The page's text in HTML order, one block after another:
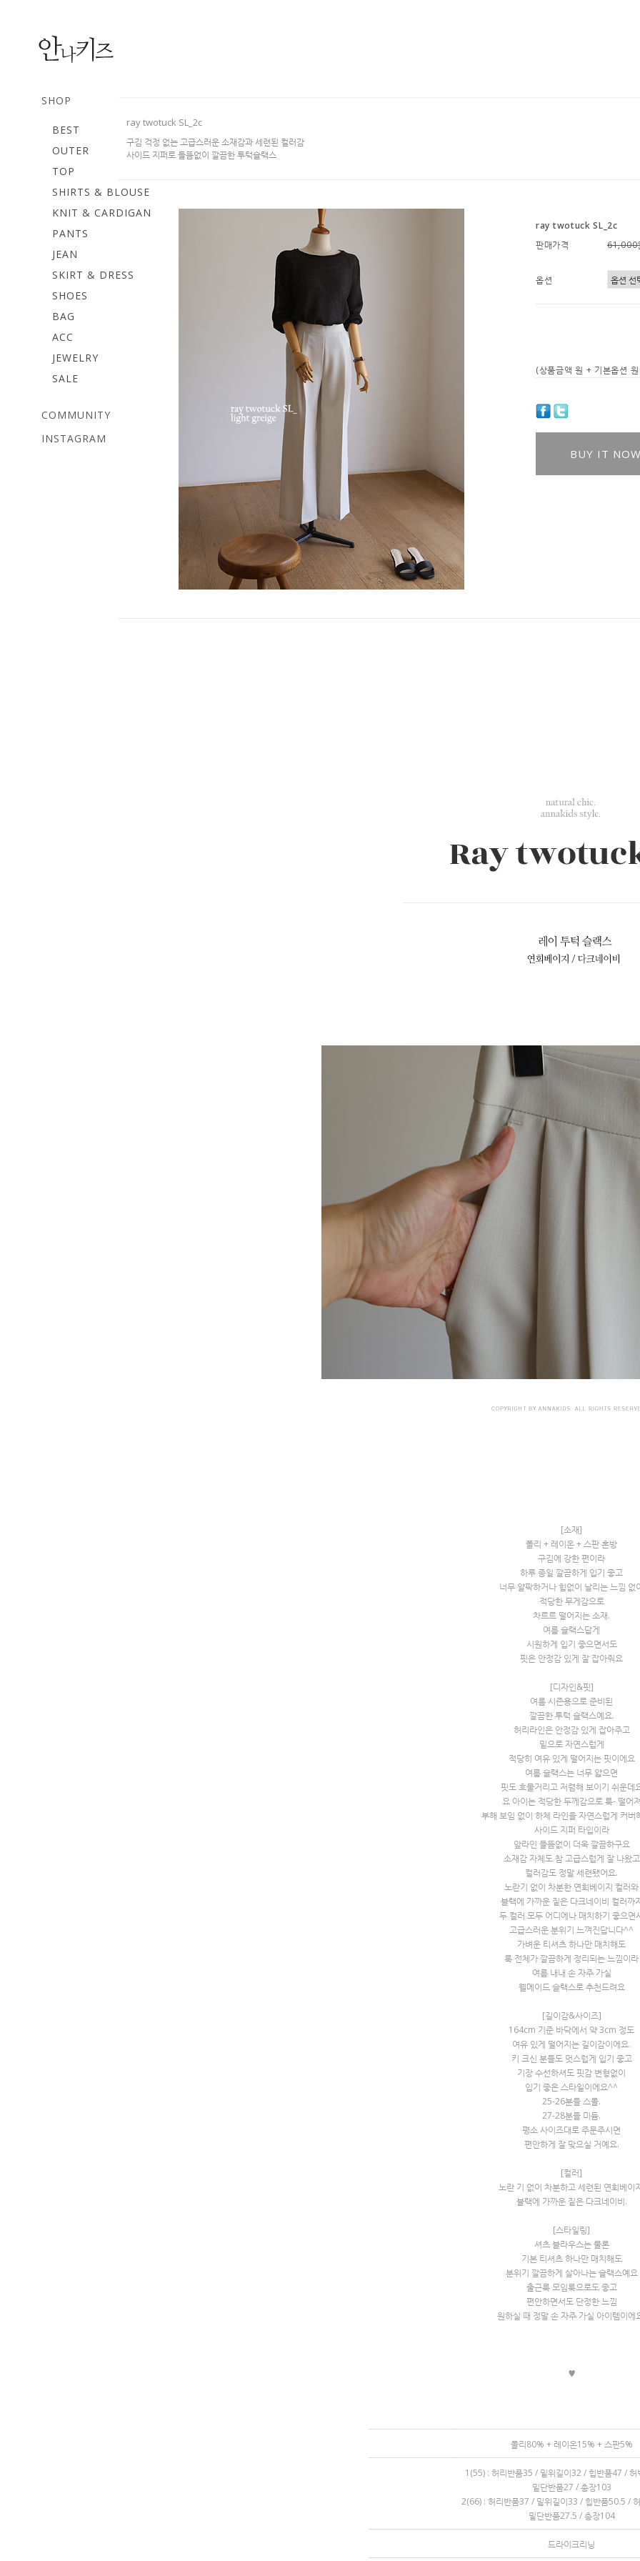
SHOP
BEST
OUTER
TOP
SHIRTS & BLOUSE
KNIT & CARDIGAN
PANTS
JEAN
SKIRT & DRESS
SHOES
BAG
ACC
JEWELRY
SALE
COMMUNITY
INSTAGRAM
ray twotuck SL_2c
구김 걱정 없는 고급스러운 소재감과 세련된 컬러감
사이드 지퍼로 들뜸없이 깔끔한 투턱슬랙스
ray twotuck SL_2c
판매가격
61,000
옵션
(상품금액원 + 기본옵션
BUY IT
[소재]
폴리 + 레이온 + 스판 혼방
구김에 강한 편이라
하루 종일 깔끔하게 입기 좋고
너무 얄팍하거나 힘없이 날리는 느낌 없
적당한 무게감으로
차르르 떨어지는 소재.
여름 슬랙스답게
시원하게 입기 좋으면서도
핏은 안정감 있게 잘 잡아줘요
[디자인&핏]
여름 시즌용으로 준비된
깔끔한 투턱 슬랙스예요.
허리라인은 안정감 있게 잡아주고
밑으로 자연스럽게
적당히 여유 있게 떨어지는 핏이에요
여름 슬랙스는 너무 얇으면
핏도 흐물거리고 저렴해 보이기 쉬운데
요 아이는 적당한 두께감으로 툭- 떨어
부해 보임 없이 하체 라인을 자연스럽게 커버
사이드 지퍼 타입이라
앞라인 들뜸없이 더욱 깔끔하구요
소재감 자체도 참 고급스럽게 잘 나왔고
컬러감도 정말 세련됐어요.
노란기 없이 차분한 연회베이지 컬러와
블랙에 가까운 짙은 다크네이비 컬러까
두 컬러 모두 어디에나 매치하기 좋으면
고급스러운 분위기 느껴진답니다^^
가벼운 티셔츠 하나만 매치해도
룩 전체가 깔끔하게 정리되는 느낌이라
여름 내내 손 자주 가실
웰메이드 슬랙스로 추천드려요
[길이감&사이즈]
164cm 기준 바닥에서 약 3cm 정도
여유 있게 떨어지는 길이감이에요.
키 크신 분들도 멋스럽게 입기 좋고
기장 수선하셔도 핏감 변형없이
입기 좋은 스타일이에요^^
25-26분들 스몰.
27-28분들 미듐.
평소 사이즈대로 주문주시면
편안하게 잘 맞으실 거예요.
[컬러]
노란 기 없이 차분하고 세련된 연회베이
블랙에 가까운 짙은 다크네이비.
[스타일링]
셔츠 블라우스는 물론
기본 티셔츠 하나만 매치해도
분위기 깔끔하게 살아나는 슬랙스예요
출근룩 모임룩으로도 좋고
편안하면서도 단정한 느낌
원하실 때 정말 손 자주 가실 아이템이에
♥
폴리80% + 레이온15% + 스판5%
1(55) : 허리반품35 / 밑위길이32 / 힙반품47 / 허
밑단반품27 / 총장103
2(66) : 허리반품37 / 밑위길이33 / 힙반품50.5 /
밑단반품27.5 / 총장104
드라이크리닝